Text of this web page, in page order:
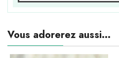
Vous adorerez aussi...